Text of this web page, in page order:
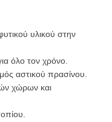
υλικού στην
όλο τον χρόνο.
αστικού πρασίνου.
χώρων και